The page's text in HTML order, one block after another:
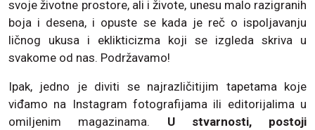
svoje životne prostore, ali i živote, unesu malo razigranih
boja i desena, i opuste se kada je reč o ispoljavanju
ličnog ukusa i eklikticizma koji se izgleda skriva u
svakome od nas. Podržavamo!
Ipak, jedno je diviti se najrazličitijim tapetama koje
viđamo na Instagram fotografijama ili editorijalima u
omiljenim magazinama. U stvarnosti, postoji